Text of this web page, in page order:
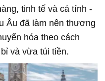
tinh tế và cá tính -
Âu đã làm nên thương
hóa theo cách
và vừa túi tiền.